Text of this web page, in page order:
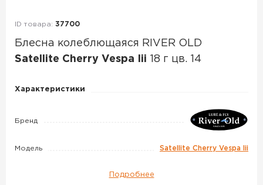
ID товара: 37700
Блесна колеблющаяся RIVER OLD
Satellite Cherry Vespa Iii 18 г цв. 14
Блесна
RIVER
Satellite
Характеристики
Бренд
Модель Satellite Cherry Vespa Iii
Подробнее